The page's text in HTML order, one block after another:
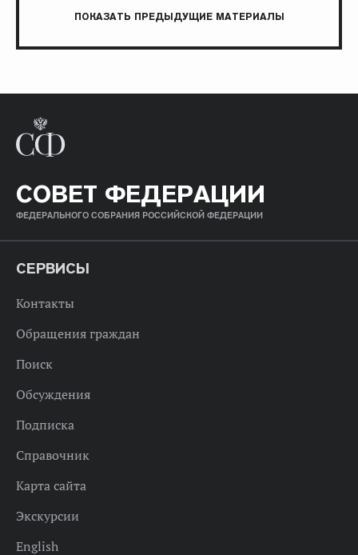
ПОКАЗАТЬ ПРЕДЫДУЩИЕ МАТЕРИАЛЫ
СОВЕТ ФЕДЕРАЦИИ
ФЕДЕРАЛЬНОГО СОБРАНИЯ РОССИЙСКОЙ ФЕДЕРАЦИИ
СЕРВИСЫ
Контакты
Обращения граждан
Поиск
Обсуждения
Подписка
Справочник
Карта сайта
Экскурсии
English